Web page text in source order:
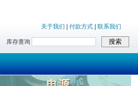
关于我们 付款方式 联系我们
库存查询